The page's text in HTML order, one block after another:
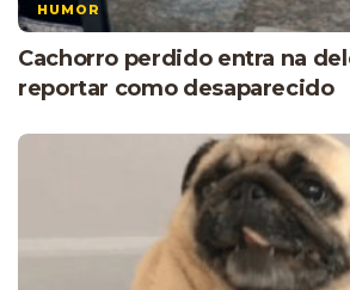
HUMOR
Cachorro perdido entra na
reportar como desaparecido